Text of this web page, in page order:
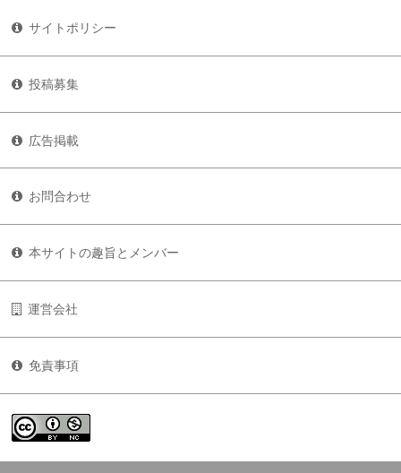
サイトポリシー
投稿募集
広告掲載
お問合わせ
本サイトの趣旨とメンバー
運営会社
免責事項